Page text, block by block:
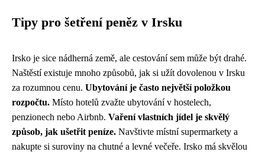
Tipy pro šetření peněz v Irsku
Irsko je sice nádherná země, ale cestování sem může být drahé.
Naštěstí existuje mnoho způsobů, jak si užít dovolenou v Irsku
za rozumnou cenu. Ubytování je často největší položkou
rozpočtu. Místo hotelů zvažte ubytování v hostelech,
penzionech nebo Airbnb. Vaření vlastních jídel je skvělý
způsob, jak ušetřit peníze. Navštivte místní supermarkety a
nakupte si suroviny na chutné a levné večeře. Irsko má skvělou